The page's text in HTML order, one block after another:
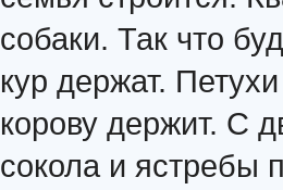
собаки. Так что
кур держат.
корову держит. С
сокола и ястребы